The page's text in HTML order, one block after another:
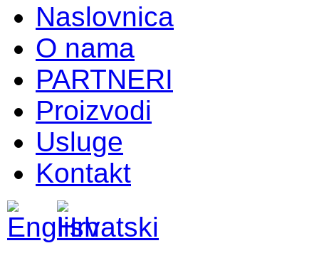
Naslovnica
O nama
PARTNERI
Proizvodi
Usluge
Kontakt